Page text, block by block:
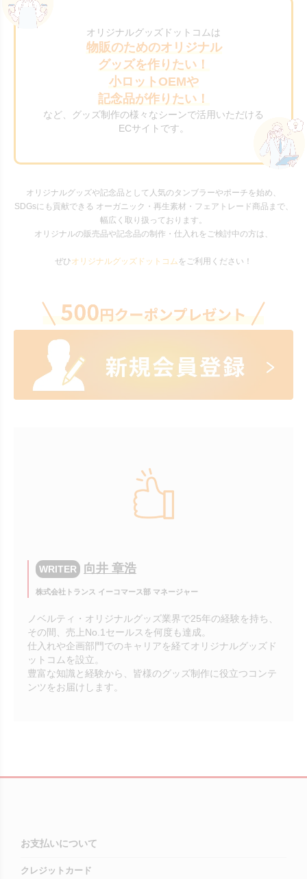
オリジナルグッズドットコムは
物販のためのオリジナル
グッズを作りたい！
小ロットOEMや
記念品が作りたい！
など、グッズ制作の様々なシーンで活用いただける
ECサイトです。
オリジナルグッズや記念品として人気のタンブラーやポーチを始め、
SDGsにも貢献できる オーガニック・再生素材・フェアトレード商品まで、
幅広く取り扱っております。
オリジナルの販売品や記念品の制作・仕入れをご検討中の方は、
ぜひオリジナルグッズドットコム をご利用ください！
WRITER 向井 章浩
株式会社トランス イーコマース部 マネージャー
ノベルティ・オリジナルグッズ業界で25年の経験を持ち、
その間、売上No.1セールスを何度も達成。
仕入れや企画部門でのキャリアを経てオリジナルグッズド
ットコムを設立。
豊富な知識と経験から、皆様のグッズ制作に役立つコンテ
ンツをお届けします。
お支払いについて
クレジットカード